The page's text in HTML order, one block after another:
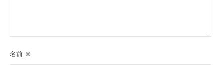
名前 ※